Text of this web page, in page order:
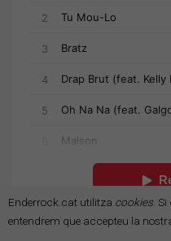
Enderrock.cat utilitza cookies. Si
entendrem que accepteu la